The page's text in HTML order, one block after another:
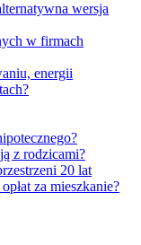
wersja
w firmach
energii
z rodzicami?
20 lat
za mieszkanie?